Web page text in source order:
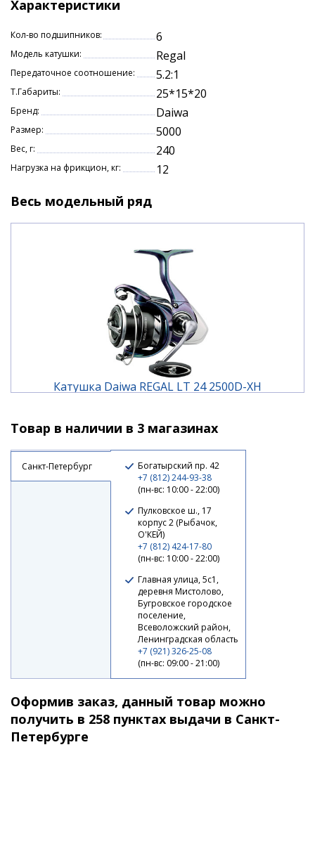
при забросе.
Усиленная дужка AIRDRIVE BAIL – исключает
деформации и поломки, гарантируя
долговечность.
7 размеров – оптимальный выбор под любые
условия ловли.
Daiwa Regal LT – революция в мире
рыбалки! Легкость, мощность и надежность в
каждой детали.
Характеристики
Кол-во подшипников: 6
Модель катушки: Regal
Передаточное соотношение: 5.2:1
Т.Габариты: 25*15*20
Бренд: Daiwa
Размер: 5000
Вес, г: 240
Нагрузка на фрикцион, кг: 12
Весь модельный ряд
Катушка Daiwa REGAL LT 24 2500D-XH
10 220 ₽
Катушка Daiwa REGAL LT 24 3000D-C-XH
10 220 ₽
Товар в наличии в 3 магазинах
Санкт-Петербург
Богатырский пр. 42
+7 (812) 244-93-38
(пн-вс: 10:00 - 22:00)
Пулковское ш., 17
корпус 2 (Рыбачок,
О'КЕЙ)
+7 (812) 424-17-80
(пн-вс: 10:00 - 22:00)
Главная улица, 5с1,
деревня Мистолово,
Бугровское городское
поселение,
Всеволожский район,
Ленинградская область
+7 (921) 326-25-08
(пн-вс: 09:00 - 21:00)
Оформив заказ, данный товар можно
получить в 258 пунктах выдачи в Санкт-
Петербурге